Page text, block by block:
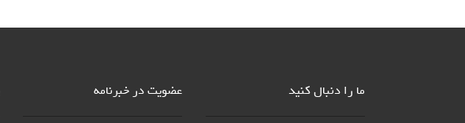
ما را دنبال کنید عضویت در خبرنامه